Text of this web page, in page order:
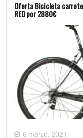
Oferta Bicicleta
RED por 2880€
6 marzo, 2021